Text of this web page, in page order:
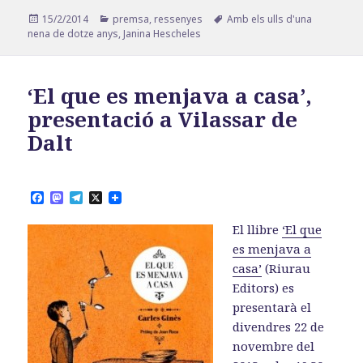
Publicat
el
15/2/2014 Categories
premsa, ressenyes Etiquetes
Amb els ulls d'una
nena de dotze anys, Janina Hescheles
‘El que es menjava a casa’,
presentació a Vilassar de
Dalt
F
c
k
M
s
o
T
l
a
m
X
El llibre ‘El que
es menjava a
casa’ (Riurau
Editors) es
presentarà el
divendres 22 de
novembre del